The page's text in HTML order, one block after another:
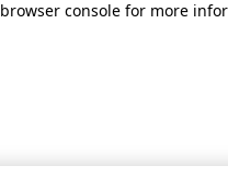
browser console for more